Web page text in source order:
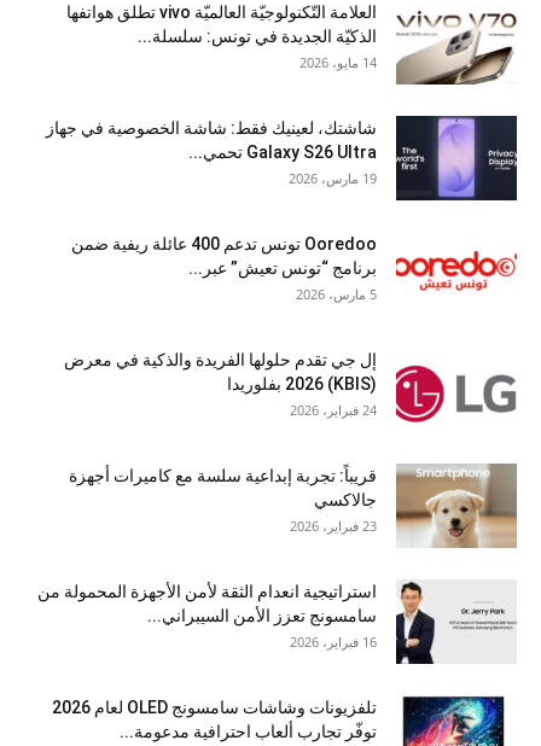
العلامة التّكنولوجيّة العالميّة vivo تطلق هواتفها
الذكيّة الجديدة في تونس: سلسلة...
14 مايو، 2026
شاشتك، لعينيك فقط: شاشة الخصوصية في جهاز
Galaxy S26 Ultra تحمي...
19 مارس، 2026
Ooredoo تونس تدعم 400 عائلة ريفية ضمن
برنامج “تونس تعيش” عبر...
5 مارس، 2026
إل جي تقدم حلولها الفريدة والذكية في معرض
(KBIS) 2026 بفلوريدا
24 فبراير، 2026
قريباً: تجربة إبداعية سلسة مع كاميرات أجهزة
جالاكسي
23 فبراير، 2026
استراتيجية انعدام الثقة لأمن الأجهزة المحمولة من
سامسونج تعزز الأمن السيبراني...
16 فبراير، 2026
تلفزيونات وشاشات سامسونج OLED لعام 2026
توفّر تجارب ألعاب احترافية مدعومة...